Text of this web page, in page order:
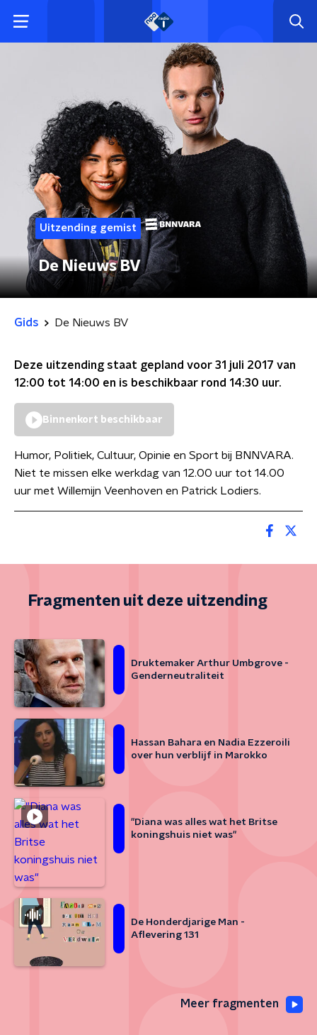
Uitzending gemist
De Nieuws BV
Gids De Nieuws BV
Deze uitzending staat gepland voor 31 juli 2017 van
12:00 tot 14:00 en is beschikbaar rond 14:30 uur.
Binnenkort beschikbaar
Humor, Politiek, Cultuur, Opinie en Sport bij BNNVARA.
Niet te missen elke werkdag van 12.00 uur tot 14.00
uur met Willemijn Veenhoven en Patrick Lodiers.
Fragmenten uit deze uitzending
Druktemaker Arthur Umbgrove -
Genderneutraliteit
Hassan Bahara en Nadia Ezzeroili
over hun verblijf in Marokko
"Diana was alles wat het Britse
koningshuis niet was"
De Honderdjarige Man -
Aflevering 131
Meer fragmenten